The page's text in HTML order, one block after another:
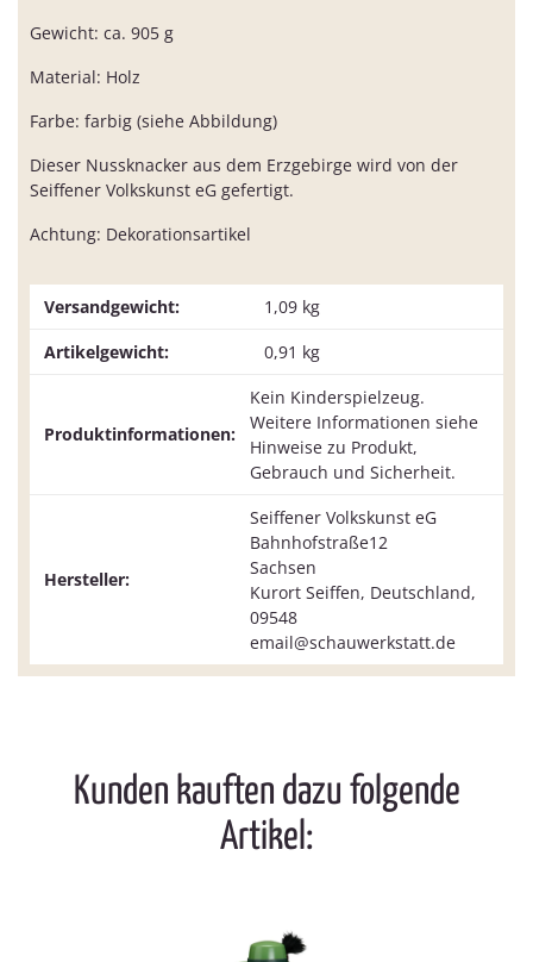
Gewicht: ca. 905 g
Material: Holz
Farbe: farbig (siehe Abbildung)
Dieser Nussknacker aus dem Erzgebirge wird von der
Seiffener Volkskunst eG gefertigt.
Achtung: Dekorationsartikel
Versandgewicht:
1,09 kg
Artikelgewicht:
0,91 kg
Produktinformationen:
Kein Kinderspielzeug.
Weitere Informationen siehe
Hinweise zu Produkt,
Gebrauch und Sicherheit.
Hersteller:
Seiffener Volkskunst eG
Bahnhofstraße12
Sachsen
Kurort Seiffen, Deutschland,
09548
email@schauwerkstatt.de
Kunden kauften dazu folgende
Artikel: